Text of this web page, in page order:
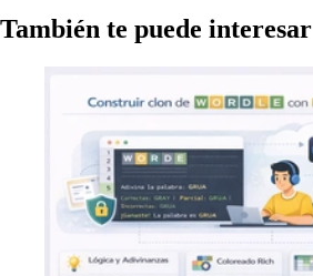
También te puede interesar